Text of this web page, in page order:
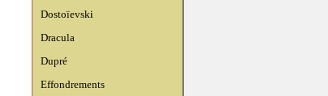
Dostoïevski
Dracula
Dupré
Effondrements